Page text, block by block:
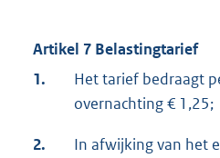
Artikel 7 Belastingtarief
1.
Het tarief bedraagt
overnachting € 1,25;
2.
In afwijking van het